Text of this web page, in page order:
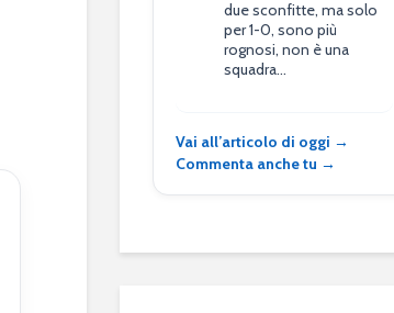
due sconfitte, ma solo
per 1-0, sono più
rognosi, non è una
squadra…
Vai all’articolo di oggi →
Commenta anche tu →